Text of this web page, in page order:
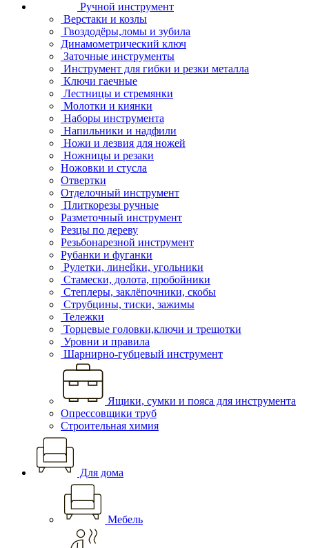
Ручной инструмент
Верстаки и козлы
Гвоздодёры,ломы и зубила
Динамометрический ключ
Заточные инструменты
Инструмент для гибки и резки металла
Ключи гаечные
Лестницы и стремянки
Молотки и киянки
Наборы инструмента
Напильники и надфили
Ножи и лезвия для ножей
Ножницы и резаки
Ножовки и стусла
Отвертки
Отделочный инструмент
Плиткорезы ручные
Разметочный инструмент
Резцы по дереву
Резьбонарезной инструмент
Рубанки и фуганки
Рулетки, линейки, угольники
Стамески, долота, пробойники
Степлеры, заклёпочники, скобы
Струбцины, тиски, зажимы
Тележки
Торцевые головки,ключи и трещотки
Уровни и правила
Шарнирно-губцевый инструмент
Ящики, сумки и пояса для инструмента
Опрессовщики труб
Строительная химия
Для дома
Мебель